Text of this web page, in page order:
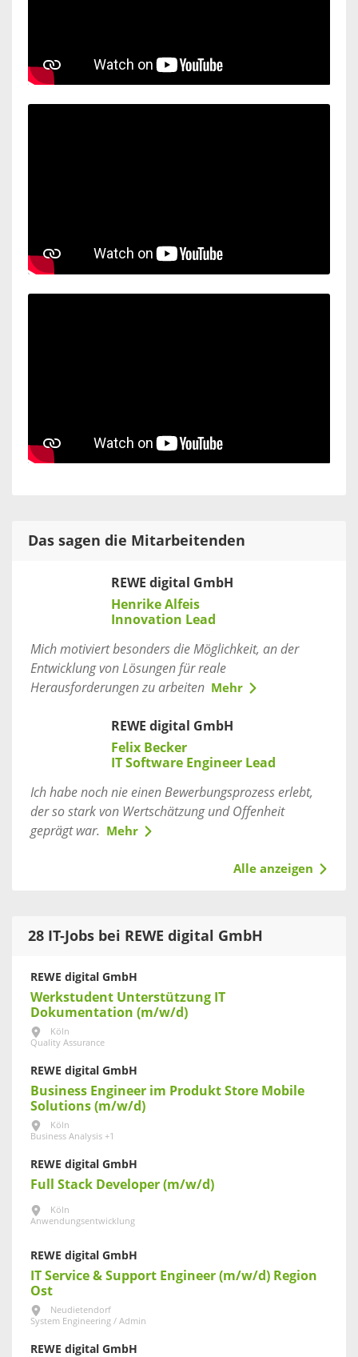
Das sagen die Mitarbeitenden
REWE digital GmbH
Henrike Alfeis
Innovation Lead
Mich motiviert besonders die Möglichkeit, an der
Entwicklung von Lösungen für reale
Herausforderungen zu arbeiten
Mehr
REWE digital GmbH
Felix Becker
IT Software Engineer Lead
Ich habe noch nie einen Bewerbungsprozess erlebt,
der so stark von Wertschätzung und Offenheit
geprägt war.
Mehr
Alle anzeigen
28 IT-Jobs bei REWE digital GmbH
REWE digital GmbH
Werkstudent Unterstützung IT
Dokumentation (m/w/d)
Köln
Quality Assurance
REWE digital GmbH
Business Engineer im Produkt Store Mobile
Solutions (m/w/d)
Köln
Business Analysis +1
REWE digital GmbH
Full Stack Developer (m/w/d)
Köln
Anwendungsentwicklung
REWE digital GmbH
IT Service & Support Engineer (m/w/d) Region
Ost
Neudietendorf
System Engineering / Admin
REWE digital GmbH